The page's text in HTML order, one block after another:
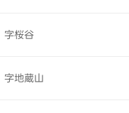
字桜谷
字地蔵山